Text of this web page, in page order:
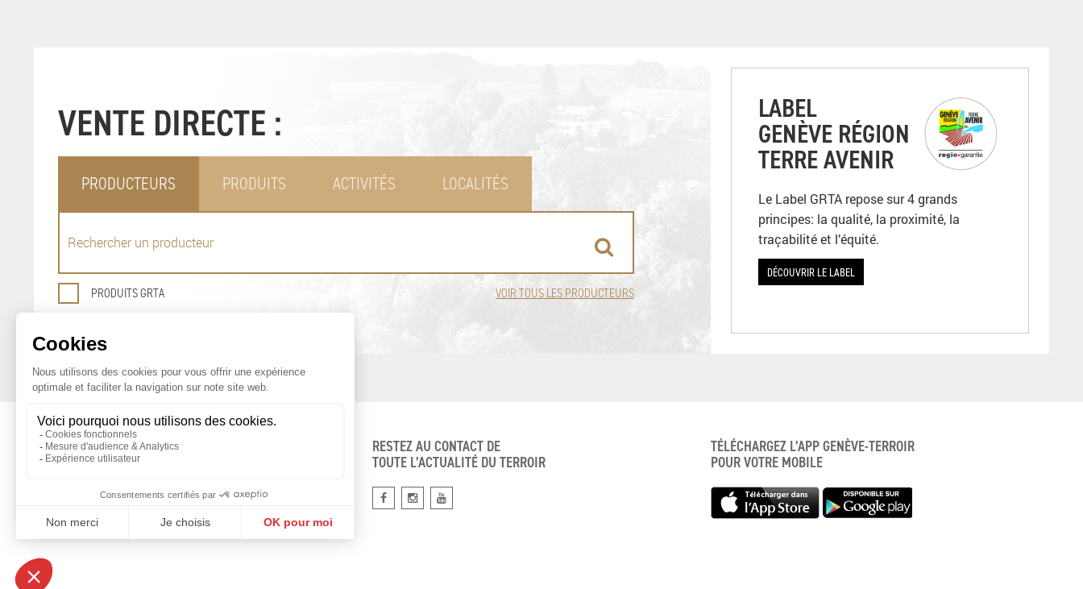
VENTE DIRECTE :
PRODUCTEURS PRODUITS ACTIVITÉS LOCALITÉS
PRODUITS GRTA VOIR TOUS LES PRODUCTEURS
LABEL
GENÈVE RÉGION
TERRE AVENIR
Le Label GRTA repose sur 4 grands
principes: la qualité, la proximité, la
traçabilité et l’équité.
DÉCOUVRIR LE LABEL
OFFICE DE PROMOTION
DES PRODUITS AGRICOLES DE GENÈVE
Maison du Terroir
1233 Bernex
Tél: 022 388 71 55
info@geneveterroir.ge.ch
RESTEZ AU CONTACT DE
TOUTE L’ACTUALITÉ DU TERROIR
TÉLÉCHARGEZ L’APP GENÈVE-TERROIR
POUR VOTRE MOBILE